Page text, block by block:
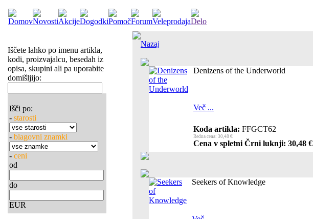
Iščete lahko po imenu artikla,
kodi, proizvajalcu, besedah iz
opisa, skupini ali pa uporabite
domišljijo:
Išči po:
- starosti
- blagovni znamki
- ceni
od
do
EUR
Nazaj
Denizens of the Underworld
Več ...
Koda artikla: FFGCT62
Redna cena: 30,48 €
Cena v spletni Črni luknji: 30,48 €
Seekers of Knowledge